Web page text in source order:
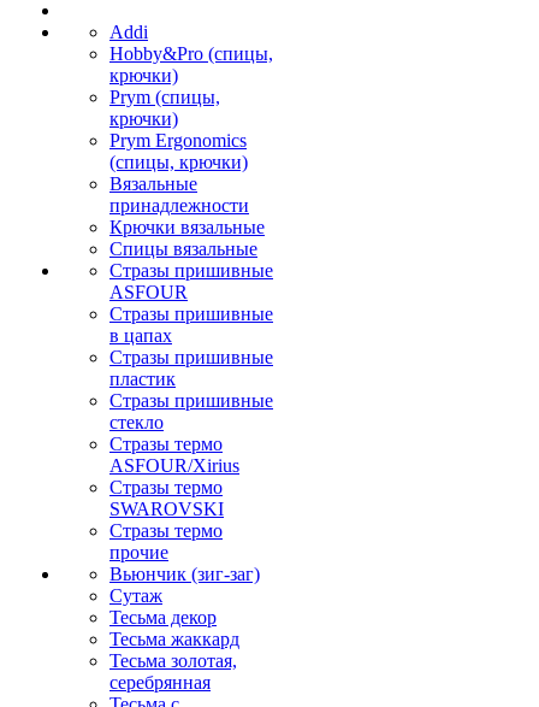
Addi
Hobby&Pro (спицы,
крючки)
Prym (спицы,
крючки)
Prym Ergonomics
(спицы, крючки)
Вязальные
принадлежности
Крючки вязальные
Спицы вязальные
Стразы пришивные
ASFOUR
Стразы пришивные
в цапах
Стразы пришивные
пластик
Стразы пришивные
стекло
Стразы термо
ASFOUR/Xirius
Стразы термо
SWAROVSKI
Стразы термо
прочие
Вьюнчик (зиг-заг)
Сутаж
Тесьма декор
Тесьма жаккард
Тесьма золотая,
серебрянная